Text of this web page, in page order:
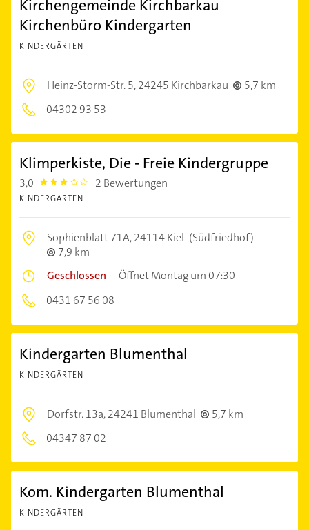
Kirchengemeinde Kirchbarkau
Kirchenbüro Kindergarten
KINDERGÄRTEN
Heinz-Storm-Str. 5,24245 Kirchbarkau
5,7 km
04302 93 53
Klimperkiste, Die - Freie Kindergruppe
3,0 3.0 2 Bewertungen
KINDERGÄRTEN
Sophienblatt 71A,24114 Kiel (Südfriedhof)
7,9 km
Geschlossen –Öffnet Montag um 07:30
0431 67 56 08
Kindergarten Blumenthal
KINDERGÄRTEN
Dorfstr. 13a,24241 Blumenthal
5,7 km
04347 87 02
Kom. Kindergarten Blumenthal
KINDERGÄRTEN